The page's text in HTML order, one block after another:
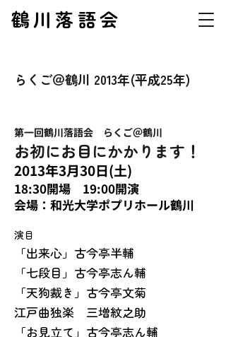
鶴川落語会
らくご＠鶴川 2013年(平成25年)
​第一回鶴川落語会 らくご＠鶴川
お初にお目にかかります！
2013年3月30日(土)
18:30​開場 19:00開演
会場：和光大学ポプリホール鶴川
演目
「出来心」古今亭半輔
「七段目」古今亭志ん輔
「天狗裁き」古今亭文菊
江戸曲独楽 三増紋之助
「お見立て」古今亭志ん輔